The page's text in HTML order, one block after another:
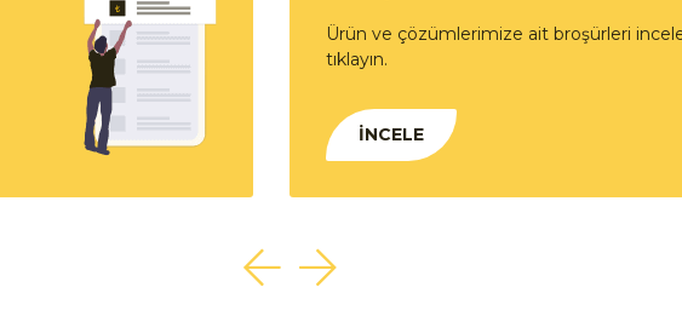
Ürün ve çözümlerimize ait broşürleri
tıklayın.
İNCELE